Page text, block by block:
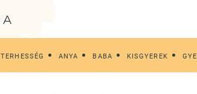
TERHESSÉG ANYA BABA KISGYEREK